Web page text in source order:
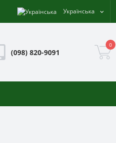
Українська
(098) 820-9091
0